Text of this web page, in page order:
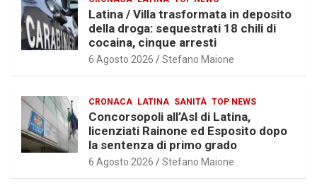
Latina / Villa trasformata in deposito
della droga: sequestrati 18 chili di
cocaina, cinque arresti
6 Agosto 2026 Stefano Maione
CRONACA LATINA SANITÀ TOP NEWS
Concorsopoli all’Asl di Latina,
licenziati Rainone ed Esposito dopo
la sentenza di primo grado
6 Agosto 2026 Stefano Maione